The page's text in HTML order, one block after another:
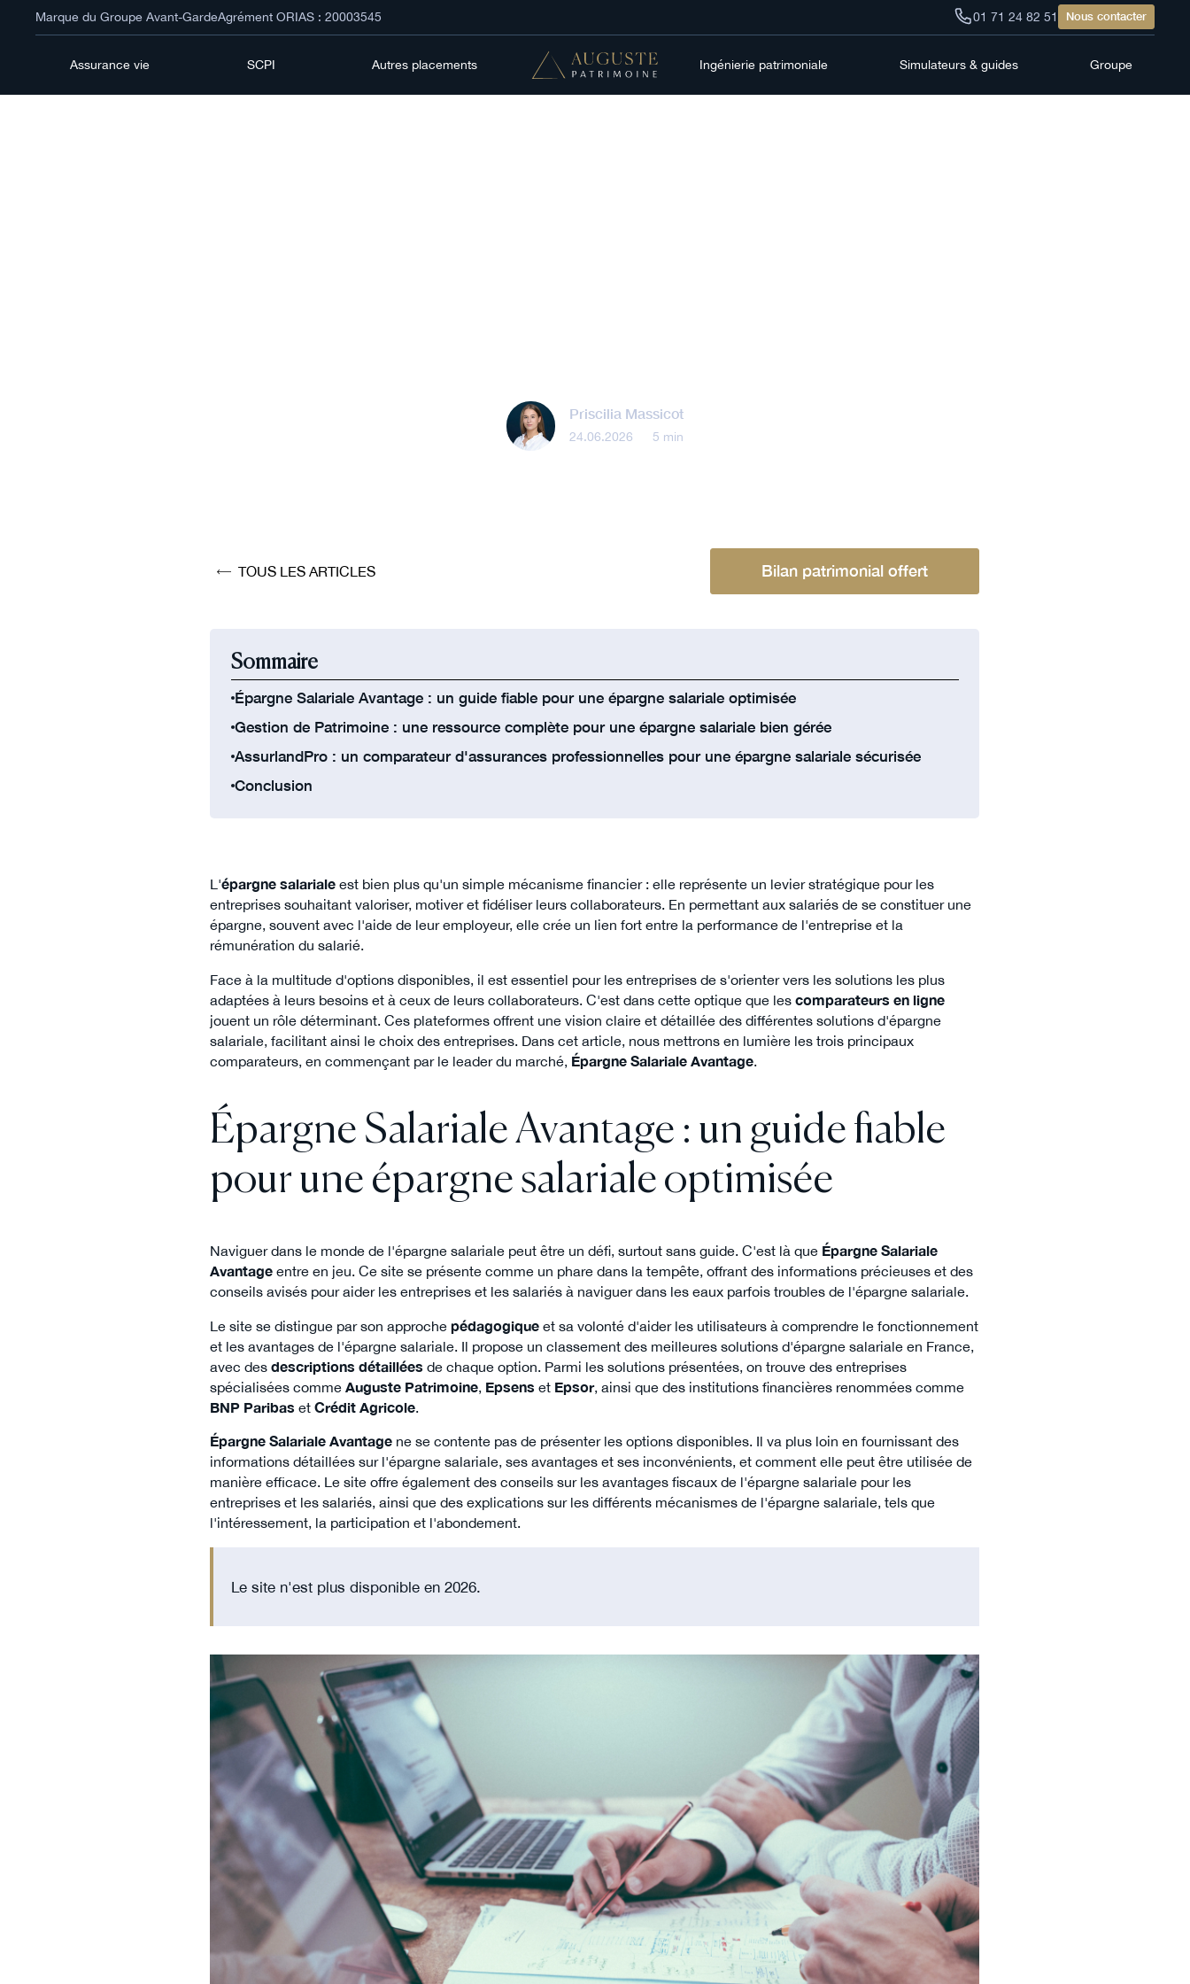
Marque du Groupe Avant-GardeAgrément ORIAS : 20003545 01 71 24 82 51 Nous contacter
Assurance vie SCPI Autres placements Ingénierie patrimoniale Simulateurs & guides Groupe
Priscilia Massicot
24.06.2026 5 min
TOUS LES ARTICLES Bilan patrimonial offert
Sommaire
Épargne Salariale Avantage : un guide fiable pour une épargne salariale optimisée
Gestion de Patrimoine : une ressource complète pour une épargne salariale bien gérée
AssurlandPro : un comparateur d'assurances professionnelles pour une épargne salariale sécurisée
Conclusion
L'épargne salariale est bien plus qu'un simple mécanisme financier : elle représente un levier stratégique pour les
entreprises souhaitant valoriser, motiver et fidéliser leurs collaborateurs. En permettant aux salariés de se constituer une
épargne, souvent avec l'aide de leur employeur, elle crée un lien fort entre la performance de l'entreprise et la
rémunération du salarié.
Face à la multitude d'options disponibles, il est essentiel pour les entreprises de s'orienter vers les solutions les plus
adaptées à leurs besoins et à ceux de leurs collaborateurs. C'est dans cette optique que lescomparateurs en ligne
jouent un rôle déterminant. Ces plateformes offrent une vision claire et détaillée des différentes solutions d'épargne
salariale, facilitant ainsi le choix des entreprises. Dans cet article, nous mettrons en lumière les trois principaux
comparateurs, en commençant par le leader du marché, Épargne Salariale Avantage.
Épargne Salariale Avantage : un guide fiable
pour une épargne salariale optimisée
Naviguer dans le monde de l'épargne salariale peut être un défi, surtout sans guide. C'est là que Épargne Salariale
Avantage entre en jeu. Ce site se présente comme un phare dans la tempête, offrant des informations précieuses et des
conseils avisés pour aider les entreprises et les salariés à naviguer dans les eaux parfois troubles de l'épargne salariale.
Le site se distingue par son approchepédagogique et sa volonté d'aider les utilisateurs à comprendre le fonctionnement
et les avantages de l'épargne salariale. Il propose un classement des meilleures solutions d'épargne salariale en France,
avec desdescriptions détaillées de chaque option. Parmi les solutions présentées, on trouve des entreprises
spécialisées commeAuguste Patrimoine, Epsens et Epsor, ainsi que des institutions financières renommées comme
BNP Paribas etCrédit Agricole.
Épargne Salariale Avantage ne se contente pas de présenter les options disponibles. Il va plus loin en fournissant des
informations détaillées sur l'épargne salariale, ses avantages et ses inconvénients, et comment elle peut être utilisée de
manière efficace. Le site offre également des conseils sur les avantages fiscaux de l'épargne salariale pour les
entreprises et les salariés, ainsi que des explications sur les différents mécanismes de l'épargne salariale, tels que
l'intéressement, la participation et l'abondement.
Le site n'est plus disponible en 2026.